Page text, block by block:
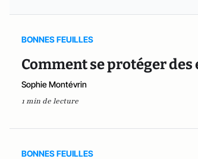
BONNES FEUILLES
Comment se protéger
Sophie Montévrin
1 min de lecture
BONNES FEUILLES